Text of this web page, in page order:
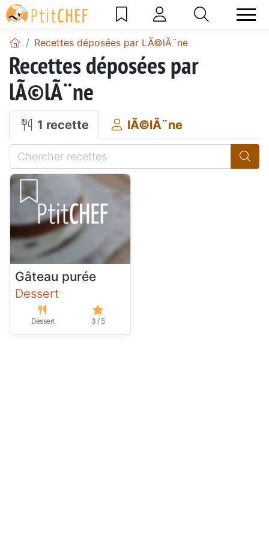
Recettes déposées par LÃ©lÃ¨ne
Recettes déposées par
lÃ©lÃ¨ne
1 recette lÃ©lÃ¨ne
Gâteau purée
Dessert
Dessert 3 / 5